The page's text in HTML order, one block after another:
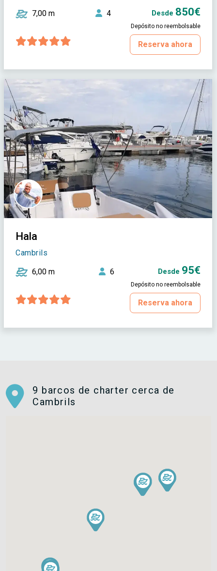
7,00 m 4 Desde 850€
Depósito no reembolsable
Reserva ahora
Hala
Cambrils
6,00 m 6 Desde 95€
Depósito no reembolsable
Reserva ahora
9 barcos de charter cerca de
Cambrils